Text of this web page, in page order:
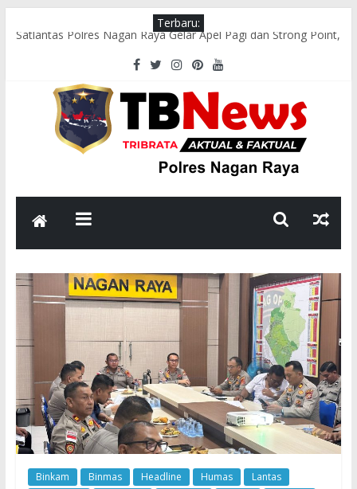
Terbaru:
Satlantas Polres Nagan Raya Gelar Apel Pagi dan Strong Point,
Pastikan Arus Lalu Lintas Lancar
Tim Patroli Perintis Presisi Sat Samapta Polres Nagan Raya
Gelar Patroli Guantibmas
Satlantas Polres Nagan Raya Laksanakan Pengaturan Lalu
Lintas di Titik Keramaian
Polsek Darul Makmur Sosialisasikan Pencegahan Karhutla
Bhabinkamtibmas Polsek Darul Makmur Sambangi Warga
Desa Alue Bilie, Sampaikan Pesan Kamtibmas
Binkam Binmas Headline Humas
Lantas